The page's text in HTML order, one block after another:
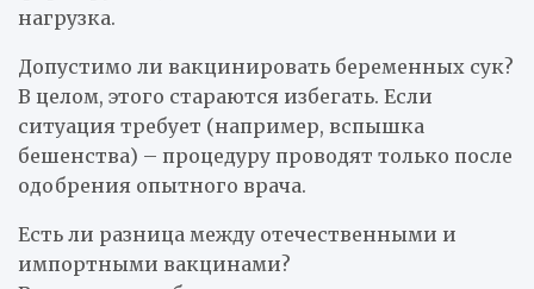
нагрузка.
Допустимо ли вакцинировать беременных сук?
В целом, этого стараются избегать. Если
ситуация требует (например, вспышка
бешенства) – процедуру проводят только после
одобрения опытного врача.
Есть ли разница между отечественными и
импортными вакцинами?